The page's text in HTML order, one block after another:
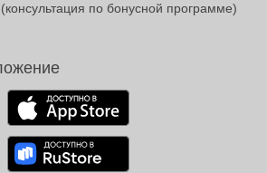
(консультация по бонусной программе)